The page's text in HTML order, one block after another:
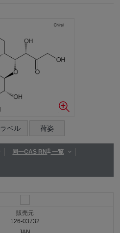
ラベル 荷姿
同一CAS RN®一覧
販売元
126-03732